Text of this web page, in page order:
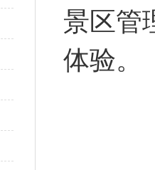
景区管
体验。